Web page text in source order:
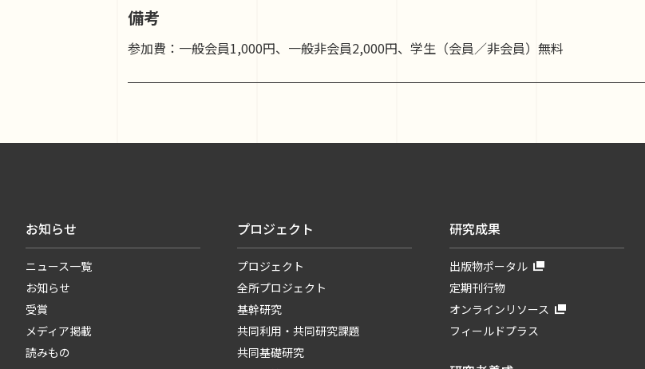
備考
参加費：一般会員1,000円、一般非会員2,000円、学生（会員／非会員）無料
お知らせ
ニュース一覧
お知らせ
受賞
メディア掲載
読みもの
プロジェクト
プロジェクト
全所プロジェクト
基幹研究
共同利用・共同研究課題
共同基礎研究
研究成果
出版物ポータル
定期刊行物
オンラインリソース
フィールドプラス